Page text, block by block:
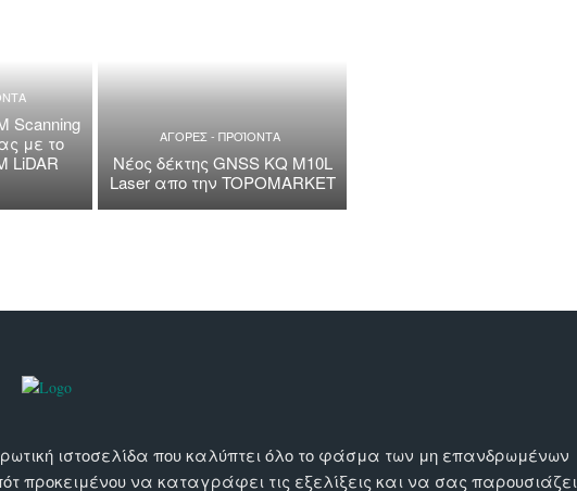
Scanning
με το
LiDAR
ΑΓΟΡΕΣ - ΠΡΟΪΟΝΤΑ
Nέος δέκτης GNSS KQ M10L
Laser απo την TOPOMARKET
ιστοσελίδα που καλύπτει όλο το φάσμα των μη επανδρωμένων
προκειμένου να καταγράφει τις εξελίξεις και να σας παρουσιάζει